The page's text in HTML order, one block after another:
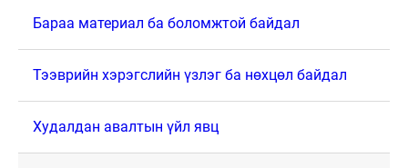
Бараа материал ба боломжтой байдал
Тээврийн хэрэгслийн үзлэг ба нөхцөл байдал
Худалдан авалтын үйл явц